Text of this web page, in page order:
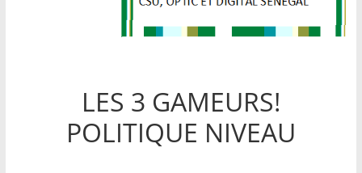
LES 3 GAMEURS!
POLITIQUE NIVEAU